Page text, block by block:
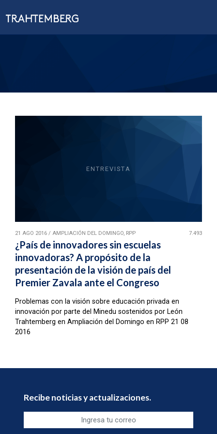
ENTREVISTA
21 AGO 2016/ AMPLIACIÓN DEL DOMINGO, RPP 7.493
¿País de innovadores sin escuelas
innovadoras? A propósito de la
presentación de la visión de país del
Premier Zavala ante el Congreso
Problemas con la visión sobre educación privada en
innovación por parte del Minedu sostenidos por León
Trahtemberg en Ampliación del Domingo en RPP 21 08
2016
Recibe noticias y actualizaciones.